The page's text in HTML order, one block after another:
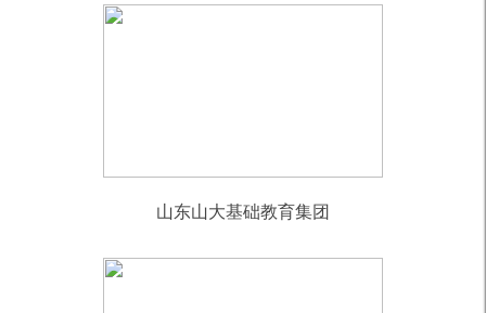
山东山大基础教育集团